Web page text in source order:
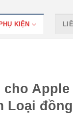
PHỤ KIỆN
Apple
Loại